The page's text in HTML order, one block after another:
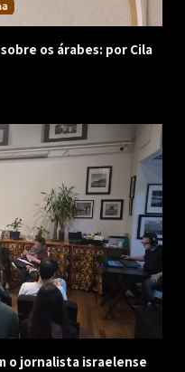
os árabes: por Cila
o jornalista israelense